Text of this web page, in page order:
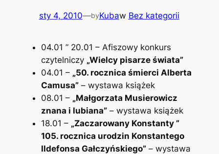
sty 4, 2010—byKubaw Bez kategorii
04.01 ” 20.01 – Afiszowy konkurs
czytelniczy „Wielcy pisarze świata”
04.01 – „50. rocznica śmierci Alberta
Camusa”– wystawa książek
08.01 – „Małgorzata Musierowicz
znana i lubiana”– wystawa książek
18.01 – „Zaczarowany Konstanty ”
105. rocznica urodzin Konstantego
Ildefonsa Gałczyńskiego”– wystawa